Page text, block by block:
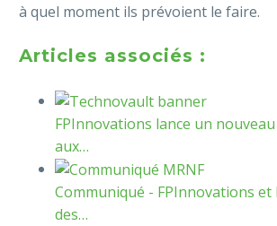
à quel moment ils prévoient le faire.
Articles associés :
FPInnovations lance un
aux…
Communiqué - FPInnovations et
des…